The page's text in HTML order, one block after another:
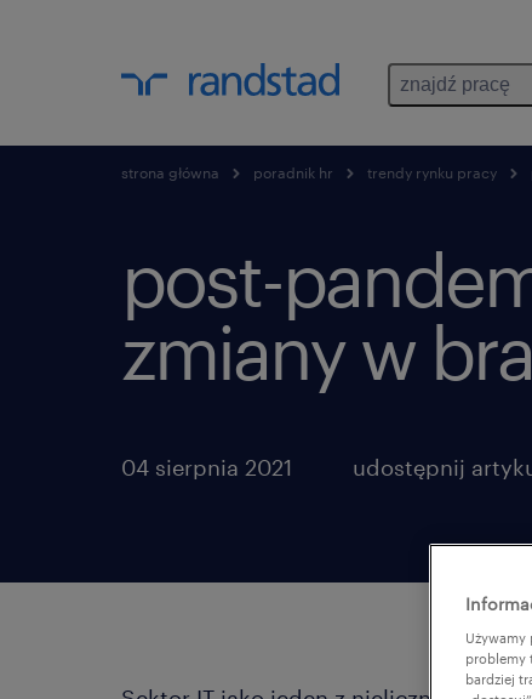
znajdź pracę
strona główna poradnik hr trendy rynku pracy
post-
zmiany w
04 sierpnia 2021 udostępnij
Używamy
problemy
bardziej